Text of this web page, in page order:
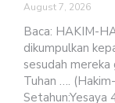
August 7, 2026
Baca: HAKIM-
dikumpulkan
sesudah
Tuhan ….
Setahun:Yesaya